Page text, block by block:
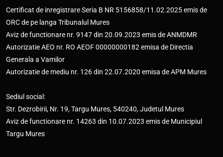
Certificat de inregistrare Seria B NR 5156858/11.02.2025 emis de
ORC de pe langa Tribunalul Mures
Aviz de functionare nr. 9147 din 20.09.2023 emis de ANMDMR
Autorizatie AEO nr. RO AEOF 00000000182 emisa de Directia
Generala a Vamilor
Autorizatie de mediu nr. 126 din 22.07.2020 emisa de APM Mures
Sediul social:
Str. Dezrobirii, Nr. 19, Targu Mures, 540240, Judetul Mures
Aviz de functionare nr. 14263 din 10.07.2023 emis de Municipiul
Targu Mures